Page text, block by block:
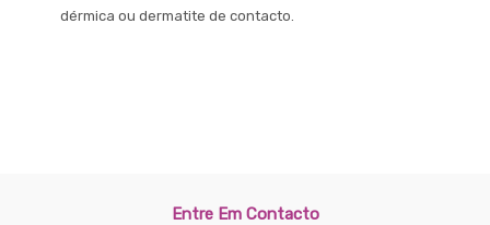
dérmica ou dermatite de contacto.
Entre Em Contacto